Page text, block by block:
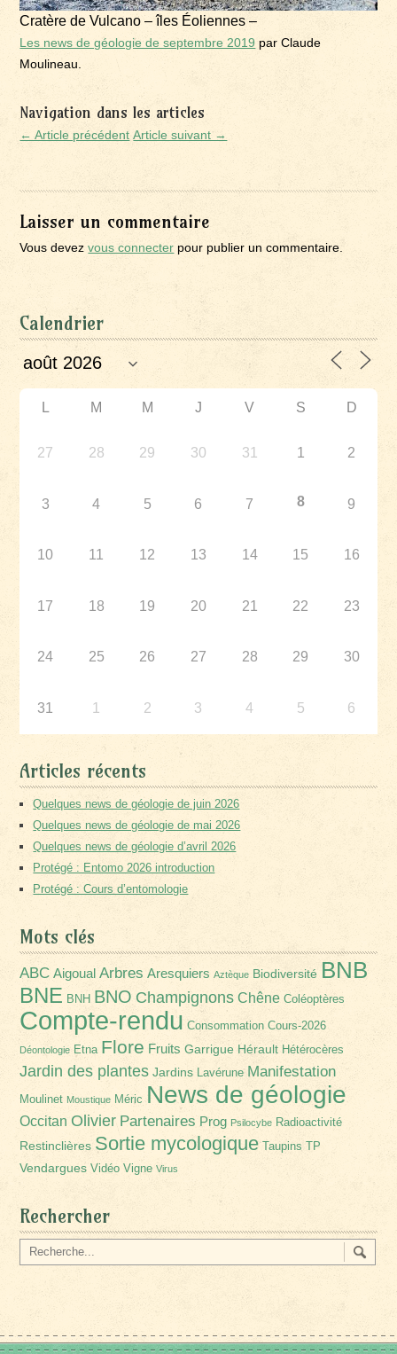
Cratère de Vulcano – îles Éoliennes –
Les news de géologie de septembre 2019 par Claude
Moulineau.
Navigation dans les articles
← Article précédent Article suivant →
Laisser un commentaire
Vous devezvous connecter pour publier un commentaire.
Calendrier
L M M J V S D
27 28 29 30 31 1 2
3 4 5 6 7 8 9
10 11 12 13 14 15 16
17 18 19 20 21 22 23
24 25 26 27 28 29 30
31 1 2 3 4 5 6
Articles récents
Quelques news de géologie de juin 2026
Quelques news de géologie de mai 2026
Quelques news de géologie d’avril 2026
Protégé : Entomo 2026 introduction
Protégé : Cours d’entomologie
Mots clés
ABC Aigoual Arbres Aresquiers Aztèque Biodiversité BNB
BNE BNH BNO Champignons Chêne Coléoptères
Compte-rendu Consommation Cours-2026
Déontologie Etna Flore Fruits Garrigue Hérault Hétérocères
Jardin des plantes Jardins Lavérune Manifestation
Moulinet Moustique Méric News de géologie
Occitan Olivier Partenaires Prog Psilocybe Radioactivité
Restinclières Sortie mycologique Taupins TP
Vendargues Vidéo Vigne Virus
Rechercher